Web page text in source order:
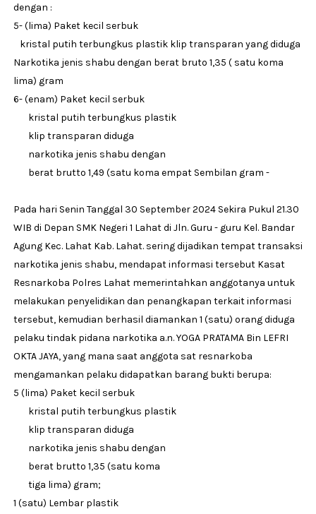
dengan :
5- (lima) Paket kecil serbuk
kristal putih terbungkus plastik klip transparan yang diduga
Narkotika jenis shabu dengan berat bruto 1,35 ( satu koma
lima) gram
6- (enam) Paket kecil serbuk
kristal putih terbungkus plastik
klip transparan diduga
narkotika jenis shabu dengan
berat brutto 1,49 (satu koma empat Sembilan gram -
Pada hari Senin Tanggal 30 September 2024 Sekira Pukul 21.30
WIB di Depan SMK Negeri 1 Lahat di Jln. Guru - guru Kel. Bandar
Agung Kec. Lahat Kab. Lahat. sering dijadikan tempat transaksi
narkotika jenis shabu, mendapat informasi tersebut Kasat
Resnarkoba Polres Lahat memerintahkan anggotanya untuk
melakukan penyelidikan dan penangkapan terkait informasi
tersebut, kemudian berhasil diamankan 1 (satu) orang diduga
pelaku tindak pidana narkotika a.n. YOGA PRATAMA Bin LEFRI
OKTA JAYA, yang mana saat anggota sat resnarkoba
mengamankan pelaku didapatkan barang bukti berupa:
5 (lima) Paket kecil serbuk
kristal putih terbungkus plastik
klip transparan diduga
narkotika jenis shabu dengan
berat brutto 1,35 (satu koma
tiga lima) gram;
1 (satu) Lembar plastik